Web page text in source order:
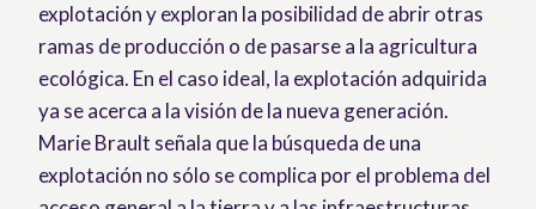
explotación y exploran la posibilidad de abrir otras
ramas de producción o de pasarse a la agricultura
ecológica. En el caso ideal, la explotación adquirida
ya se acerca a la visión de la nueva generación.
Marie Brault señala que la búsqueda de una
explotación no sólo se complica por el problema del